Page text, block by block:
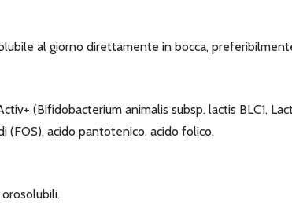
al giorno direttamente in bocca,
(Bifidobacterium animalis subsp. lactis BLC1,
(FOS), acido pantotenico, acido folico.